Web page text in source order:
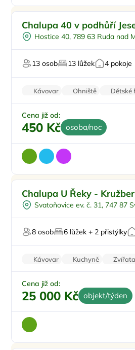
Venkovní bazén
Koupací sud
Krb
Chalupa 40 v podhůří
Hostice 40, 789 63 Ruda nad
13 osob 13 lůžek 4 pokoje
Kávovar Ohniště Dětské
Venkovní gril
Cena již od:
450 Kč osoba/noc
Pro rodiny s dětmi
Koupací sud
Sauna
U vody
Chalupa U Řeky -
Svatoňovice ev. č. 31, 747 87
8 osob 6 lůžek + 2 přistýlky
Kávovar Kuchyně
Vysavač
Cena již od:
25 000 Kč objekt/týden